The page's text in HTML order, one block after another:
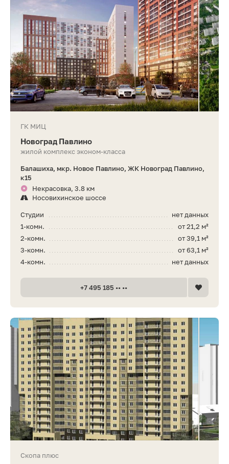
ГК МИЦ
Новоград Павлино
жилой комплекс эконом-класса
Балашиха, мкр. Новое Павлино, ЖК Новоград Павлино,
к15
Некрасовка, 3.8 км
Носовихинское шоссе
нет данных
Студии
от 21,2 м²
1-комн.
от 39,1 м²
2-комн.
от 63,1 м²
3-комн.
нет данных
4-комн.
+7 495 185 •• ••
Скопа плюс